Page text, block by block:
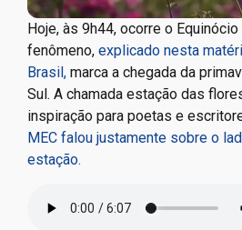
Hoje, às 9h44, ocorre o
fenômeno, explicado nesta
Brasil, marca a chegada da
Sul. A chamada estação das
inspiração para poetas e
MEC falou justamente sobre o
estação.